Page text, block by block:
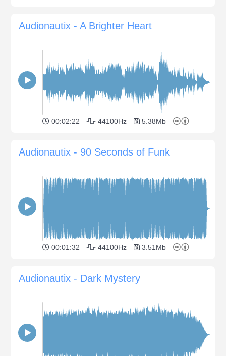
Audionautix - A Brighter Heart
00:02:22 44100Hz 5.38Mb
Audionautix - 90 Seconds of Funk
00:01:32 44100Hz 3.51Mb
Audionautix - Dark Mystery